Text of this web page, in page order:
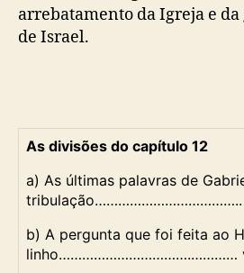
arrebatamento da Igreja e
de Israel.
As divisões do capítulo 12
a) As últimas palavras de
tribulação………………………………..
b) A pergunta que foi feita ao
linho…………………………….…………